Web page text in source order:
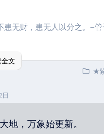
患无财，患无人以分之。–
文
★
日
地，万象始更新。